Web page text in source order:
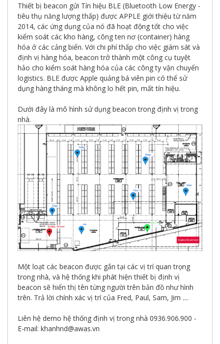
Thiết bị beacon gửi Tín hiệu BLE (Bluetooth Low Energy -
tiêu thụ năng lượng thấp) được APPLE giới thiệu từ năm
2014, các ứng dụng của nó đã hoạt động tốt cho việc
kiểm soát các kho hàng, công ten nơ (container) hàng
hóa ở các cảng biển. Với chi phí thấp cho việc giám sát và
định vị hàng hóa, beacon trở thành một công cụ tuyệt
hảo cho kiểm soát hàng hóa của các công ty vận chuyển
logistics. BLE được Apple quảng bá viên pin có thể sử
dụng hàng tháng mà không lo hết pin, mất tín hiệu.
Dưới đây là mô hình sử dụng beacon trong định vị trong
nhà.
Một loạt các beacon được gắn tại các vị trí quan trọng
trong nhà, và hệ thống khi phát hiện thiết bị định vị
beacon sẽ hiển thị tên từng người trên bản đồ như hình
trên. Trả lời chính xác vị trí của Fred, Paul, Sam, Jim ....
Liên hệ demo hệ thống định vị trong nhà 0936.906.900 -
E-mail: khanhnd@awas.vn